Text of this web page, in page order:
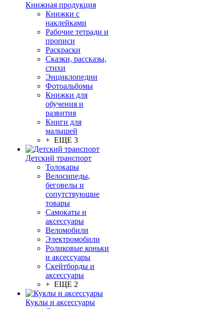
Книжная продукция
Книжки с
наклейками
Рабочие тетради и
прописи
Раскраски
Сказки, рассказы,
стихи
Энциклопедии
Фотоальбомы
Книжки для
обучения и
развития
Книги для
малышей
+ ЕЩЕ 3
Детский транспорт
Толокары
Велосипеды,
беговелы и
сопутствующие
товары
Самокаты и
аксессуары
Веломобили
Электромобили
Роликовые коньки
и аксессуары
Скейтборды и
аксессуары
+ ЕЩЕ 2
Куклы и аксессуары